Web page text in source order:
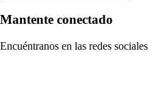
Mantente conectado
Encuéntranos en las redes sociales